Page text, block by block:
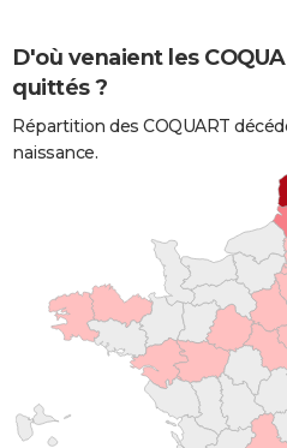
D'où venaient les
quittés ?
Répartition des COQUART
naissance.